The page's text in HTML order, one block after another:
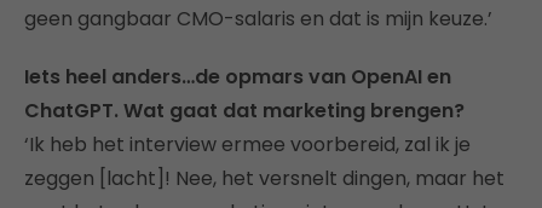
geen gangbaar CMO-salaris en dat is mijn keuze.’
Iets heel anders…de opmars van OpenAI en
ChatGPT. Wat gaat dat marketing brengen?
‘Ik heb het interview ermee voorbereid, zal ik je
zeggen [lacht]! Nee, het versnelt dingen, maar het